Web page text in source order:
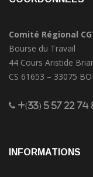
Comité Régional
Bourse du Travail
44 Cours Aristide
CS 61653 – 33075
+(33) 5 57 22 74
INFORMATIONS